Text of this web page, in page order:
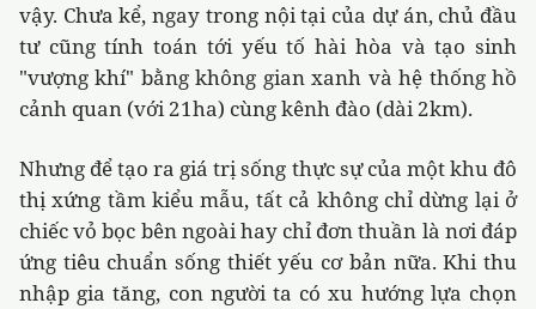
vậy. Chưa kể, ngay trong nội tại của dự án, chủ đầu
tư cũng tính toán tới yếu tố hài hòa và tạo sinh
"vượng khí" bằng không gian xanh và hệ thống hồ
cảnh quan (với 21ha) cùng kênh đào (dài 2km).
Nhưng để tạo ra giá trị sống thực sự của một khu đô
thị xứng tầm kiểu mẫu, tất cả không chỉ dừng lại ở
chiếc vỏ bọc bên ngoài hay chỉ đơn thuần là nơi đáp
ứng tiêu chuẩn sống thiết yếu cơ bản nữa. Khi thu
nhập gia tăng, con người ta có xu hướng lựa chọn